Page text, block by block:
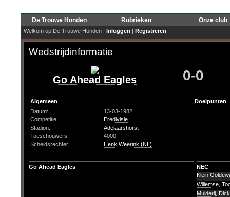
De Trouwe Honden Rubrieken Onze club
Welkom op De Trouwe Honden | Inloggen | Registreren
Wedstrijdinformatie
Go Ahead Eagles 0-0
Algemeen
Datum:
13-03-1982
Competitie:
Eredivisie
Stadion:
Adelaarshorst
Toeschouwers:
4000
Scheidsrechter:
Henk Weerink (NL)
Doelpunten
Go Ahead Eagles
NEC
Klein
Willemse,
Mulderij,